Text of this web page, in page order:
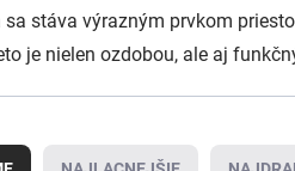
sa stáva výrazným prvkom
je nielen ozdobou, ale aj